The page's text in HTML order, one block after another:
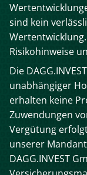
sind kein
Risikohinweise
Die
unabhängiger
erhalten keine
Zuwendungen
Vergütung
unserer
DAGG.INVEST